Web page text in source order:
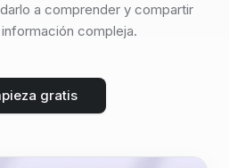
a comprender y compartir
compleja.
gratis